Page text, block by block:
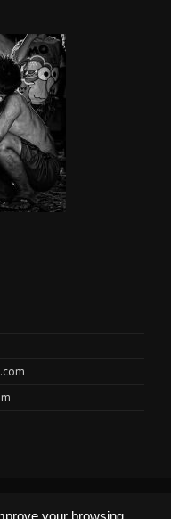
Create4me.com